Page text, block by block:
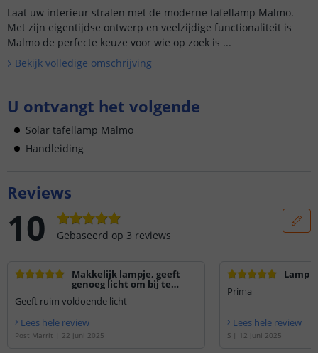
Laat uw interieur stralen met de moderne tafellamp Malmo.
Met zijn eigentijdse ontwerp en veelzijdige functionaliteit is
Malmo de perfecte keuze voor wie op zoek is ...
Bekijk volledige omschrijving
U ontvangt het volgende
Solar tafellamp Malmo
Handleiding
Reviews
10 Gebaseerd op 3 reviews
Makkelijk lampje, geeft
genoeg licht om bij te
Geeft ruim voldoende licht
Lees hele review
Post Marrit | 22 juni 2025
Lamp
Prima
Lees hele review
S| 12 juni 2025